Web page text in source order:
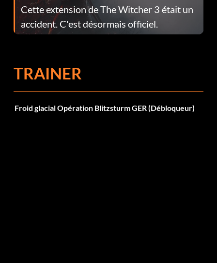
Cette extension de The Witcher 3 était un
accident. C'est désormais officiel.
TRAINER
Froid glacial Opération Blitzsturm GER (Débloqueur)